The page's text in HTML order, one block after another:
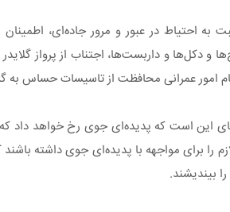
به احتیاط در عبور و مرور جاده‌ای،
و دکل‌ها و داربست‌ها، اجتناب از پرواز
امور عمرانی محافظت از تاسیسات حساس به
این است که پدیده‌ای جوی رخ خواهد داد
را برای مواجهه با پدیده‌ای جوی داشته
بیندیشند.